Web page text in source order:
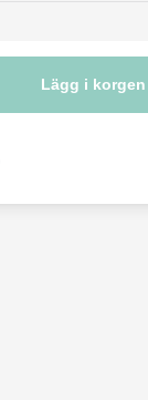
Lägg i korgen